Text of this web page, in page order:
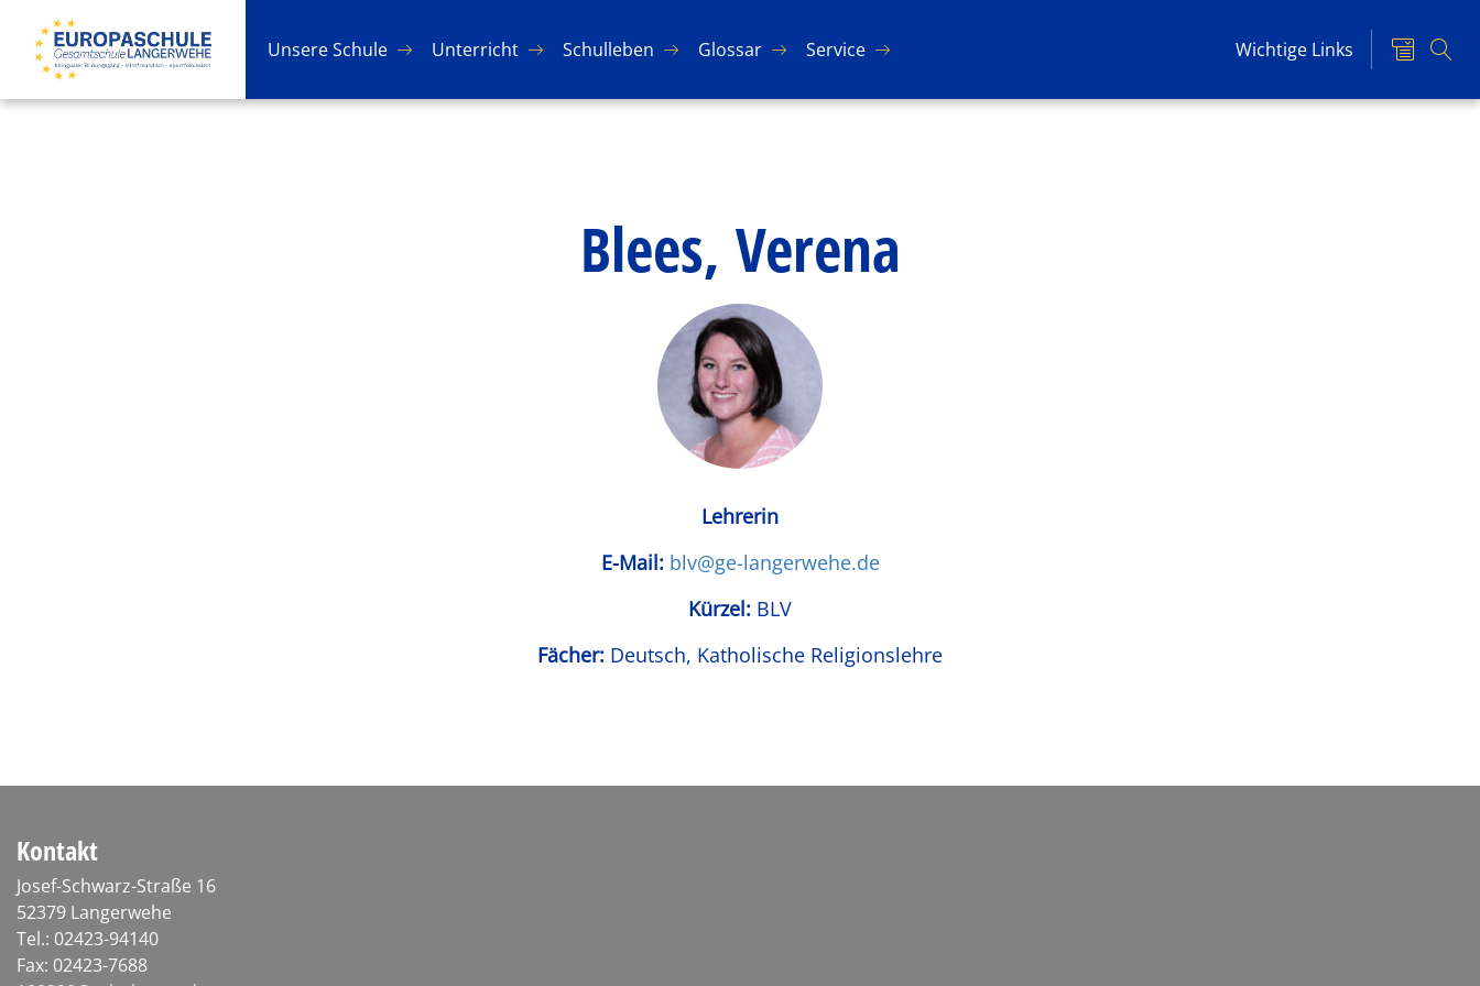
Un­se­re Schu­le Un­ter­richt Schul­le­ben Glos­sar Ser­vice Wichtige Links
Blees, Verena
Lehrerin
E-Mail: blv@ge-langerwehe.de
Kürzel: BLV
Fächer: Deutsch, Katholische Religionslehre
Kontakt
Josef-Schwarz-Straße 16
52379 Langerwehe
Tel.: 02423-94140
Fax: 02423-7688